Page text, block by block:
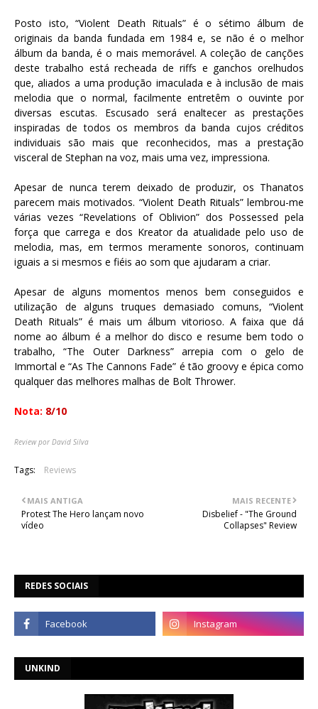
Posto isto, “Violent Death Rituals” é o sétimo álbum de
originais da banda fundada em 1984 e, se não é o melhor
álbum da banda, é o mais memorável. A coleção de canções
deste trabalho está recheada de riffs e ganchos orelhudos
que, aliados a uma produção imaculada e à inclusão de mais
melodia que o normal, facilmente entretêm o ouvinte por
diversas escutas. Escusado será enaltecer as prestações
inspiradas de todos os membros da banda cujos créditos
individuais são mais que reconhecidos, mas a prestação
visceral de Stephan na voz, mais uma vez, impressiona.
Apesar de nunca terem deixado de produzir, os Thanatos
parecem mais motivados. “Violent Death Rituals” lembrou-me
várias vezes “Revelations of Oblivion” dos Possessed pela
força que carrega e dos Kreator da atualidade pelo uso de
melodia, mas, em termos meramente sonoros, continuam
iguais a si mesmos e fiéis ao som que ajudaram a criar.
Apesar de alguns momentos menos bem conseguidos e
utilização de alguns truques demasiado comuns, “Violent
Death Rituals” é mais um álbum vitorioso. A faixa que dá
nome ao álbum é a melhor do disco e resume bem todo o
trabalho, “The Outer Darkness” arrepia com o gelo de
Immortal e “As The Cannons Fade” é tão groovy e épica como
qualquer das melhores malhas de Bolt Thrower.
Nota: 8/10
Review por David Silva
Tags: Reviews
MAIS RECENTE
Disbelief - "The Ground
Collapses" Review
MAIS ANTIGA
Protest The Hero lançam novo
vídeo
REDES SOCIAIS
UNKIND